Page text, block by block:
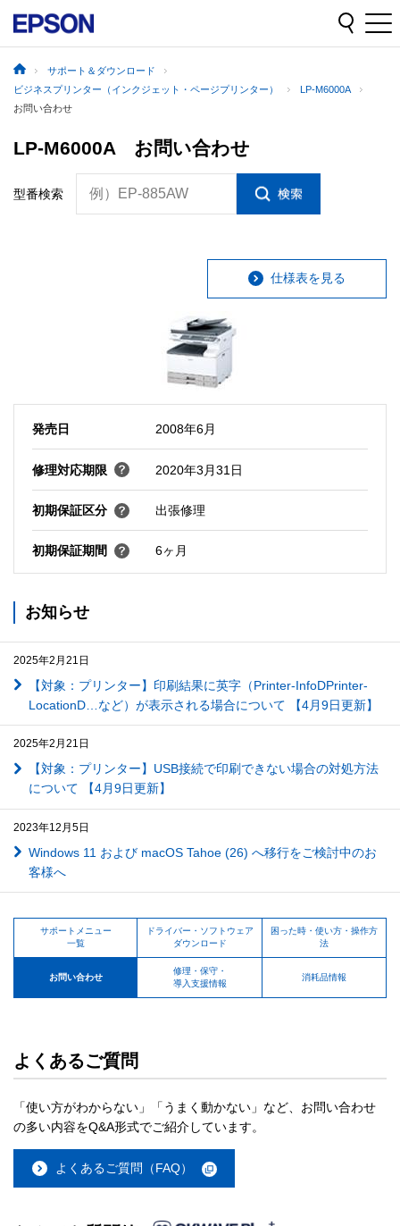
サポート＆ダウンロード
ビジネスプリンター（インクジェット・ページプリンター）
LP-M6000A
お問い合わせ
LP-M6000A お問い合わせ
型番検索 例）EP-885AW
仕様表を見る
発売日 2008年6月
修理対応期限 2020年3月31日
初期保証区分 出張修理
初期保証期間 6ヶ月
お知らせ
2025年2月21日
【対象：プリンター】印刷結果に英字（Printer-InfoDPrinter-
LocationD…など）が表示される場合について 【4月9日更新】
2025年2月21日
【対象：プリンター】USB接続で印刷できない場合の対処方法
について 【4月9日更新】
2023年12月5日
Windows 11 および macOS Tahoe (26) へ移行をご検討中のお
客様へ
サポートメニュー
一覧
ドライバー・ソフトウェア
ダウンロード
困った時・使い方・操作方
法
お問い合わせ
修理・保守・
導入支援情報
消耗品情報
よくあるご質問
「使い方がわからない」「うまく動かない」など、お問い合わせ
の多い内容をQ&A形式でご紹介しています。
よくあるご質問（FAQ）